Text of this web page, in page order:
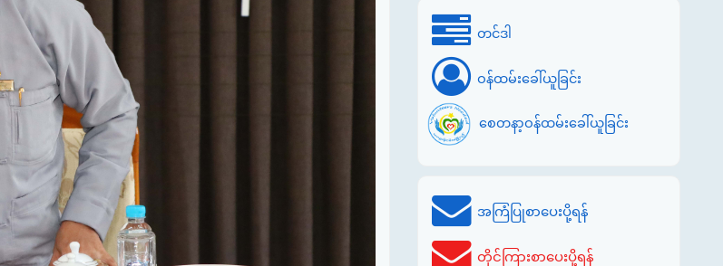
တင်ဒါ
ဝန်ထမ်းခေါ်ယူခြင်း
စေတနာ့ဝန်ထမ်းခေါ်ယူခြင်း
အကြံပြုစာပေးပို့ရန်
တိုင်ကြားစာပေးပို့ရန်